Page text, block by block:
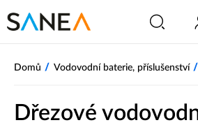
Domů / Vodovodní baterie, příslušenství /
Dřezové